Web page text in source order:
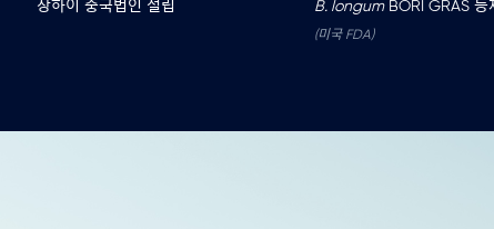
상하이 중국법인 설립 B. longumBORI GRAS 등
(미국 FDA)